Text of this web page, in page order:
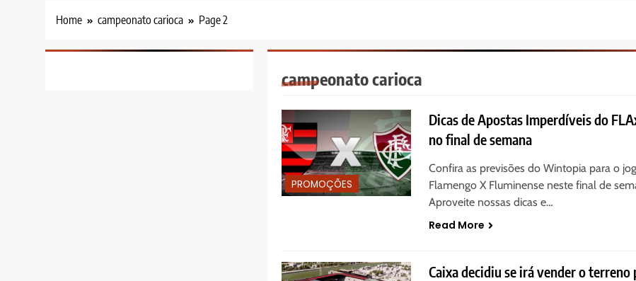
Home campeonato carioca Page 2
campeonato carioca
PROMOÇÕES
Dicas de Apostas Imperdíveis do
no final de semana
Confira as previsões do Wintopia para o
Flamengo X Fluminense neste final de
Aproveite nossas dicas e…
Read More
Caixa decidiu se irá vender o terreno